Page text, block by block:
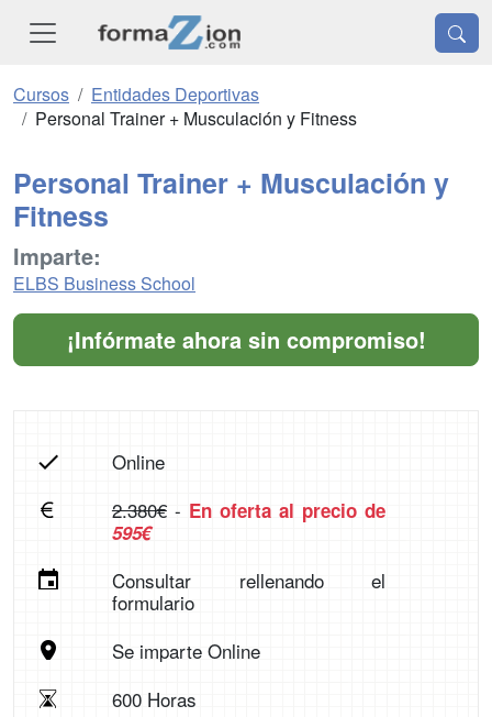
Cursos
Entidades Deportivas
Personal Trainer + Musculación y Fitness
Personal Trainer + Musculación y
Fitness
Imparte:
ELBS Business School
¡Infórmate ahora sin compromiso!
Online
2.380€- En oferta al precio de
595€
Consultar rellenando el
formulario
Se imparte Online
600 Horas